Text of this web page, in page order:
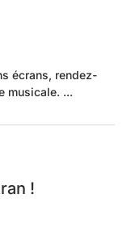
écrans, rendez-
musicale. ...
!